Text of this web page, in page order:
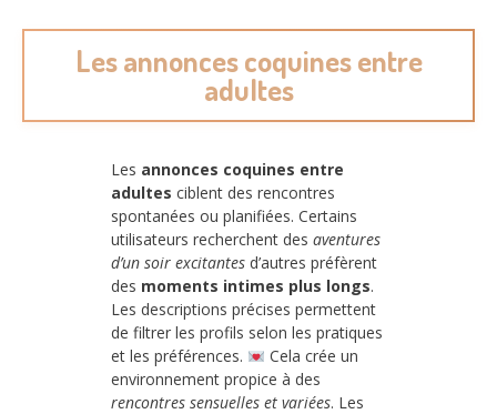
Les annonces coquines entre
adultes
Les annonces coquines entre
adultes ciblent des rencontres
spontanées ou planifiées. Certains
utilisateurs recherchent des aventures
d’un soir excitantes d’autres préfèrent
des moments intimes plus longs.
Les descriptions précises permettent
de filtrer les profils selon les pratiques
et les préférences.
Cela crée un
environnement propice à des
rencontres sensuelles et variées. Les